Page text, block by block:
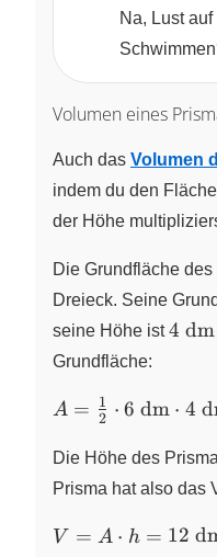
Na, Lust
Volumen eines
Auch das Volumen
indem du den
der Höhe
Die Grundfläche
Dreieck. Seine
seine Höhe ist4 dm
Grundfläche:
A = \frac{1}{2}
A = 2
1 ⋅ 6 dm ⋅ 4
Die Höhe des
Prisma hat also das
V = A \cdot h =
V = A ⋅ h = 12